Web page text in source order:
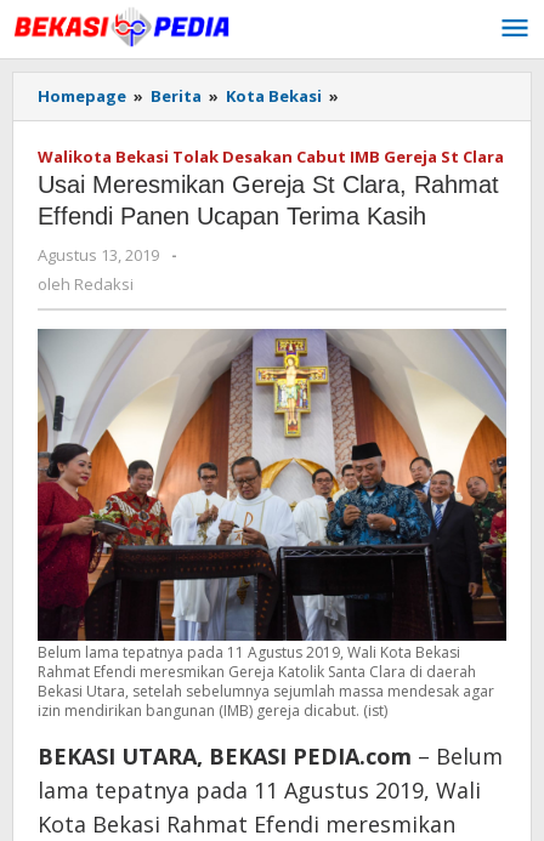
Lewati
ke
konten
Homepage » Berita » Kota Bekasi »
Meresmikan
St
Clara,
Rahmat
Terima
Kasih
Walikota Bekasi Tolak Desakan Cabut IMB Gereja St Clara
Usai Meresmikan Gereja St Clara, Rahmat
Effendi Panen Ucapan Terima Kasih
Agustus 13, 2019
oleh
-
oleh Redaksi
Belum lama tepatnya pada 11 Agustus 2019, Wali Kota Bekasi
Rahmat Efendi meresmikan Gereja Katolik Santa Clara di daerah
Bekasi Utara, setelah sebelumnya sejumlah massa mendesak agar
izin mendirikan bangunan (IMB) gereja dicabut. (ist)
BEKASI UTARA, BEKASI PEDIA.com – Belum
lama tepatnya pada 11 Agustus 2019, Wali
Kota Bekasi Rahmat Efendi meresmikan